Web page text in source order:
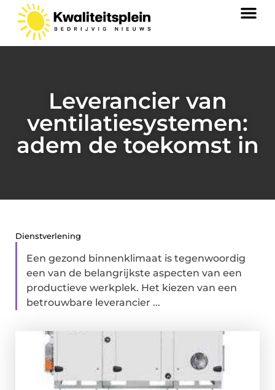
Leverancier van
ventilatiesystemen:
adem de toekomst in
Dienstverlening
Een gezond binnenklimaat is tegenwoordig
een van de belangrijkste aspecten van een
productieve werkplek. Het kiezen van een
betrouwbare leverancier ...